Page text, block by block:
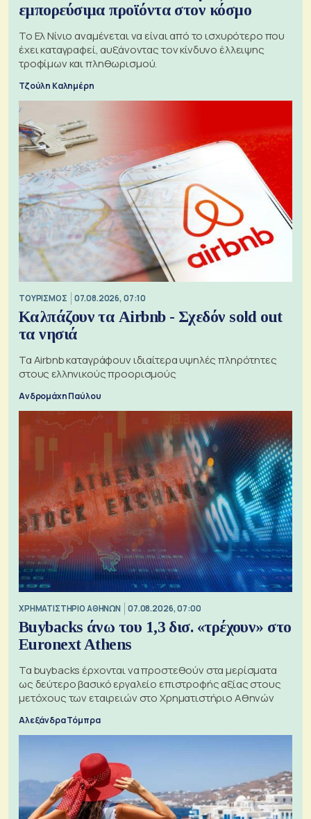
εμπορεύσιμα προϊόντα στον κόσμο
Το Ελ Νίνιο αναμένεται να είναι από το ισχυρότερο που
έχει καταγραφεί, αυξάνοντας τον κίνδυνο έλλειψης
τροφίμων και πληθωρισμού.
Τζούλη Καλημέρη
ΤΟΥΡΙΣΜΟΣ 07.08.2026, 07:10
Καλπάζουν τα Airbnb - Σχεδόν sold out
τα νησιά
Τα Airbnb καταγράφουν ιδιαίτερα υψηλές πληρότητες
στους ελληνικούς προορισμούς
Ανδρομάχη Παύλου
XΡΗΜΑΤΙΣΤΗΡΙΟ ΑΘΗΝΩΝ 07.08.2026, 07:00
Buybacks άνω του 1,3 δισ. «τρέχουν» στο
Euronext Athens
Τα buybacks έρχονται να προστεθούν στα μερίσματα
ως δεύτερο βασικό εργαλείο επιστροφής αξίας στους
μετόχους των εταιρειών στο Χρηματιστήριο Αθηνών
Αλεξάνδρα Τόμπρα